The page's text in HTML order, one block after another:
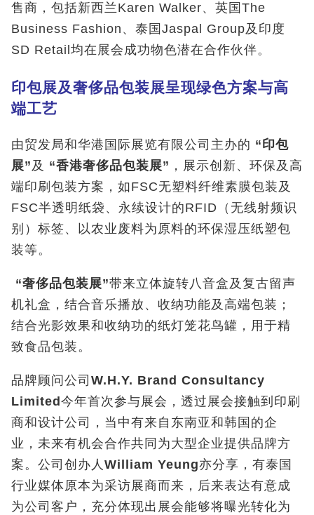
售商，包括新西兰Karen Walker、英国The
Business Fashion、泰国Jaspal Group及印度
SD Retail均在展会成功物色潜在合作伙伴。
印包展及奢侈品包装展呈现绿色方案与高
端工艺
由贸发局和华港国际展览有限公司主办的 “印包
展”及 “香港奢侈品包装展” ，展示创新、环保及高
端印刷包装方案，如FSC无塑料纤维素膜包装及
FSC半透明纸袋、永续设计的RFID（无线射频识
别）标签、以农业废料为原料的环保湿压纸塑包
装等。
“奢侈品包装展”带来立体旋转八音盒及复古留声
机礼盒，结合音乐播放、收纳功能及高端包装；
结合光影效果和收纳功的纸灯笼花鸟罐，用于精
致食品包装。
品牌顾问公司 W.H.Y. Brand Consultancy
Limited 今年首次参与展会，透过展会接触到印刷
商和设计公司，当中有来自东南亚和韩国的企
业，未来有机会合作共同为大型企业提供品牌方
案。公司创办人 William Yeung亦分享，有泰国
行业媒体原本为采访展商而来，后来表达有意成
为公司客户，充分体现出展会能够将曝光转化为